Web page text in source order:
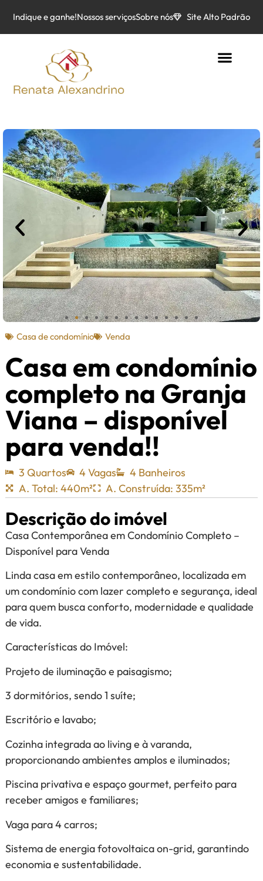
Indique e ganhe!Nossos serviçosSobre nós Site Alto Padrão
Casa de condomínio Venda
Casa em condomínio
completo na Granja
Viana – disponível
para venda!!
3 Quartos 4 Vagas
4 Banheiros
A. Total: 440m²
A. Construída: 335m²
Descrição do imóvel
Casa Contemporânea em Condomínio Completo –
Disponível para Venda
Linda casa em estilo contemporâneo, localizada em
um condomínio com lazer completo e segurança, ideal
para quem busca conforto, modernidade e qualidade
de vida.
Características do Imóvel:
Projeto de iluminação e paisagismo;
3 dormitórios, sendo 1 suíte;
Escritório e lavabo;
Cozinha integrada ao living e à varanda,
proporcionando ambientes amplos e iluminados;
Piscina privativa e espaço gourmet, perfeito para
receber amigos e familiares;
Vaga para 4 carros;
Sistema de energia fotovoltaica on-grid, garantindo
economia e sustentabilidade.